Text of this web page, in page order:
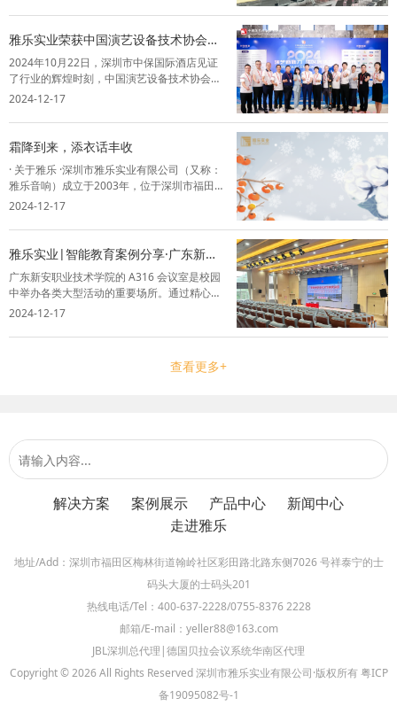
他们的专业技能和工作效率，从而推动公司整
体发展。雅乐作为该项目的解决方案提供商
和...
雅乐实业荣获中国演艺设备技术协会深
圳市办事处成立五周年突出贡献奖！
2024年10月22日，深圳市中保国际酒店见证
了行业的辉煌时刻，中国演艺设备技术协会深
圳市办事处成立五周年庆典暨技术交流会盛大
公司荣幸出席，并在行业中留下了浓墨重彩的
一笔。会议汇集了行业内的专家、企业...
2024-12-17
霜降到来，添衣话丰收
· 关于雅乐 ·深圳市雅乐实业有限公司（又称：
雅乐音响）成立于2003年，位于深圳市福田区
祥泰宁的士码头大厦二楼，是集方案设计、安
范围涵盖政府机关、医疗、教育、金融、文旅
等，是行业内少有的专业型智能音...
2024-12-17
雅乐实业|智能教育案例分享·广东新安
职业技术学院
广东新安职业技术学院的 A316 会议室是校园
中举办各类大型活动的重要场所。通过精心的
空间布局、声学优化和设备调试，能够为师生
教学的吸引力和提升空间的使用效率。雅乐实
2024-12-17
查看更多+
解决方案 案例展示 产品中心
新闻中心
走进雅乐
地址/Add：深圳市福田区梅林街道翰岭社区彩田路北路东侧7026 号祥泰宁的士
码头大厦的士码头201
热线电话/Tel：400-637-2228/0755-8376 2228
邮箱/E-mail：yeller88@163.com
JBL深圳总代理|德国贝拉会议系统华南区代理
Copyright © 2026 All Rights Reserved 深圳市雅乐实业有限公司·版权所有粤ICP
备19095082号-1